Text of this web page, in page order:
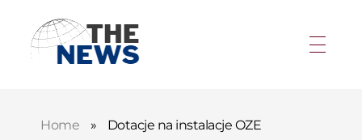
Home » Dotacje na instalacje OZE